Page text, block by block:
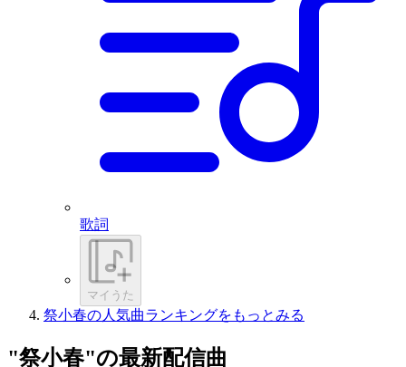
歌詞
マイうた
祭小春の人気曲ランキングをもっとみる
"祭小春"の最新配信曲